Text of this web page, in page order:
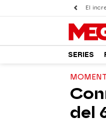
El
SERIES
del